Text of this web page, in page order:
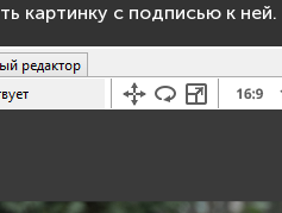
картинку с подписью к ней.